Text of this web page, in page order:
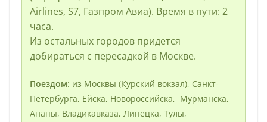
Airlines, S7, Газпром Авиа). Время в пути: 2
часа.
Из остальных городов придется
добираться с пересадкой в Москве.
Поездом: из Москвы (Курский вокзал), Санкт-
Петербурга, Ейска, Новороссийска, Мурманска,
Анапы, Владикавказа, Липецка, Тулы,